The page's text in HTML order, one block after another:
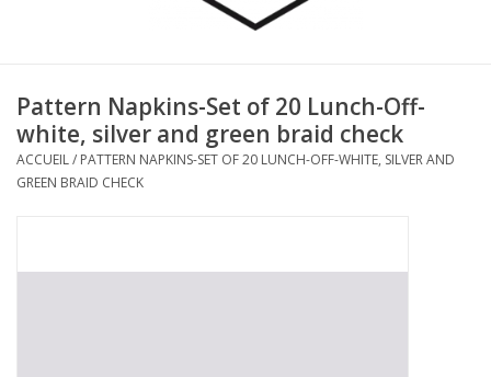
Marques
Pattern Napkins-Set of 20 Lunch-Off-
white, silver and green braid check
ACCUEIL/ PATTERN NAPKINS-SET OF 20 LUNCH-OFF-WHITE, SILVER AND
GREEN BRAID CHECK